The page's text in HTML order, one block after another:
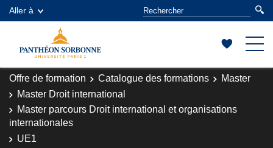
Aller à
Offre de formation Catalogue des formations
Master
Master Droit international
Master parcours Droit international et organisations
internationales
UE1